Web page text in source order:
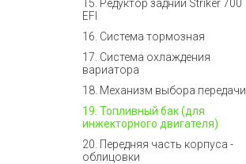
15. Редуктор задний Striker 700
EFI
16. Система тормозная
17. Система охлаждения
вариатора
18. Механизм выбора передачи
19. Топливный бак (для
инжекторного двигателя)
20. Передняя часть корпуса -
облицовки